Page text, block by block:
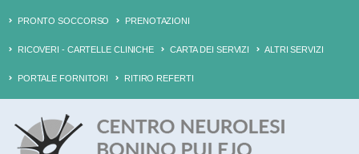
PRONTO SOCCORSO PRENOTAZIONI
RICOVERI - CARTELLE CLINICHE CARTA DEI SERVIZI ALTRI SERVIZI
PORTALE FORNITORI RITIRO REFERTI